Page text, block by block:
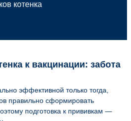
котенка
к вакцинации: забота
эффективной только тогда,
правильно сформировать
подготовка к прививкам —